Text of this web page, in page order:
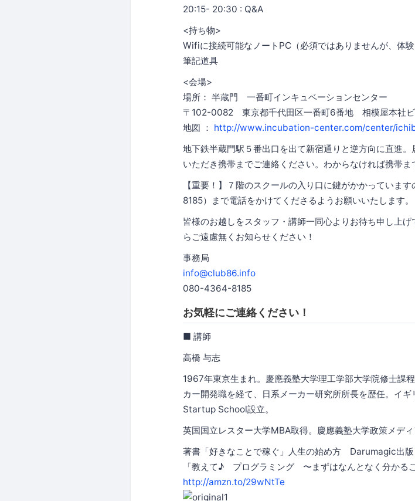
20:15- 20:30 : Q&A
<持ち物>
Wifiに接続可能なノートPC（必須ではありませんが、体
筆記道具
<会場>
場所： 半蔵門 一番町インキュベーションセンター
〒102-0082 東京都千代田区一番町6番地 相模屋本社
地図 ： http://www.incubation-center.com/center/
地下鉄半蔵門駅５番出口を出て新宿通りと逆方向に直進
いただき携帯までご連絡ください。わからなければ携帯
【重要！】７階のスクールの入り口に鍵がかかってい
8185）まで電話をかけてくださるようお願いいたします。
皆様のお越しをスタッフ・講師一同心よりお待ち申し上
らご遠慮無くお知らせください！
事務局
info@club86.info
080-4364-8185
お気軽にご連絡ください！
■ 講師
高橋 与志
1967年東京生まれ。慶應義塾大学理工学部大学院修士課
カー開発職を経て、日系メーカー研究所所長を歴任。イ
Startup School設立。
英国国立レスター大学MBA取得。慶應義塾大学政策メディ
著書「好きなことで稼ぐ」人生の始め方 Darumagic出版
「教えて♪ プログラミング 〜まずはなんとなく分かる
http://amzn.to/29wNtTe